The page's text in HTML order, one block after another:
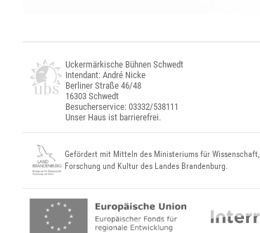
Uckermärkische Bühnen Schwedt
Intendant: André Nicke
Berliner Straße 46/48
16303 Schwedt
Besucherservice: 03332/538111
Unser Haus ist barrierefrei.
Gefördert mit Mitteln des Ministeriums für Wissenschaft,
Forschung und Kultur des Landes Brandenburg.